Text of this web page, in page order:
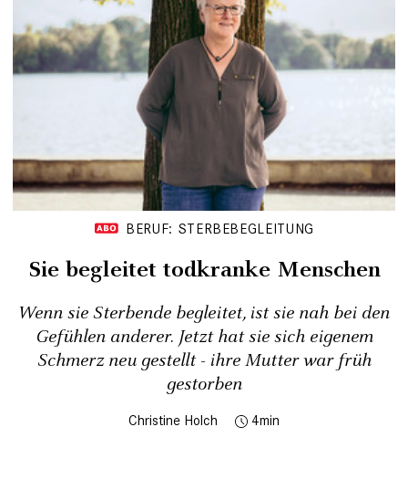
BERUF: STERBEBEGLEITUNG
Sie begleitet ­todkranke Menschen
Wenn sie Sterbende begleitet, ist sie nah bei den
Gefühlen anderer. Jetzt hat sie sich eigenem
Schmerz neu gestellt - ihre Mutter war früh
gestorben
Christine Holch 4